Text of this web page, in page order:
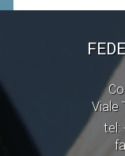
Viale
tel: